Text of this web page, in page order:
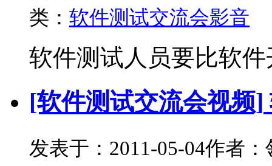
类： 软件测试交流会影音
软件测试人员要比软
[软件测试交流会视频]
发表于：2011-05-04作者：